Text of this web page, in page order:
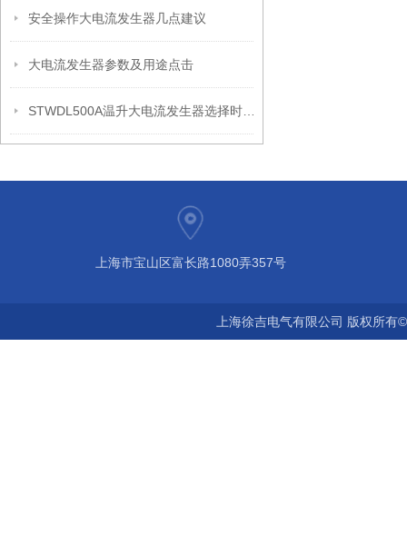
安全操作大电流发生器几点建议
大电流发生器参数及用途点击
上海市宝山区富长路1080弄357号
上海徐吉电气有限公司 版权所